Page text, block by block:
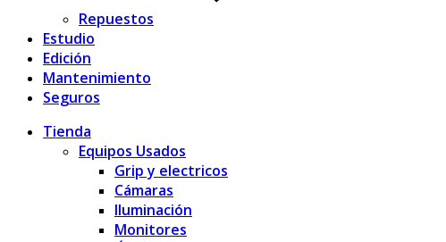
Repuestos
Estudio
Edición
Mantenimiento
Seguros
Tienda
Equipos Usados
Grip y electricos
Cámaras
Iluminación
Monitores